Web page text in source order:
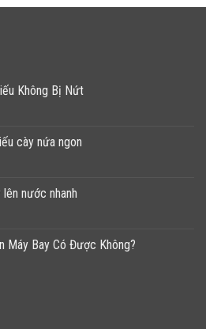
Không Bị Nứt
cày nứa ngon
nước nhanh
Máy Bay Có Được Không?